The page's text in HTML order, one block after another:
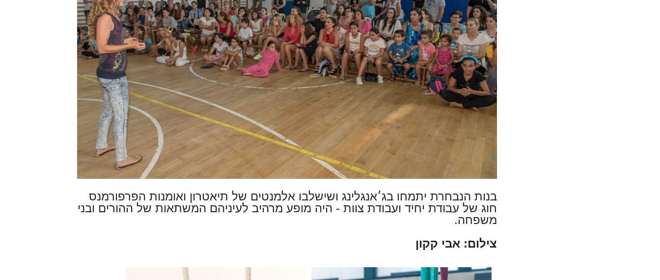
בנות הנבחרת יתמחו בג׳אנגלינג ושישלבו אלמנטים של תיאטרון ואומנות הפרפורמנס
חוג של עבודת יחיד ועבודת צוות - היה מופע מרהיב לעיניהם המשתאות של ההורים ובני
משפחה.
צילום: אבי קקון